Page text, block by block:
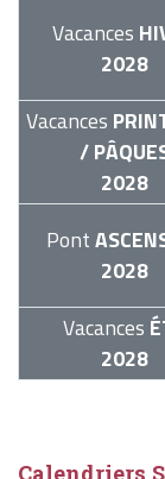
Vacances
2028
Vacances
/
2028
Pont
2028
Vacances
2028
Calendriers